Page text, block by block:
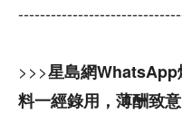
>>>星島網WhatsApp
料一經錄用，薄酬致意